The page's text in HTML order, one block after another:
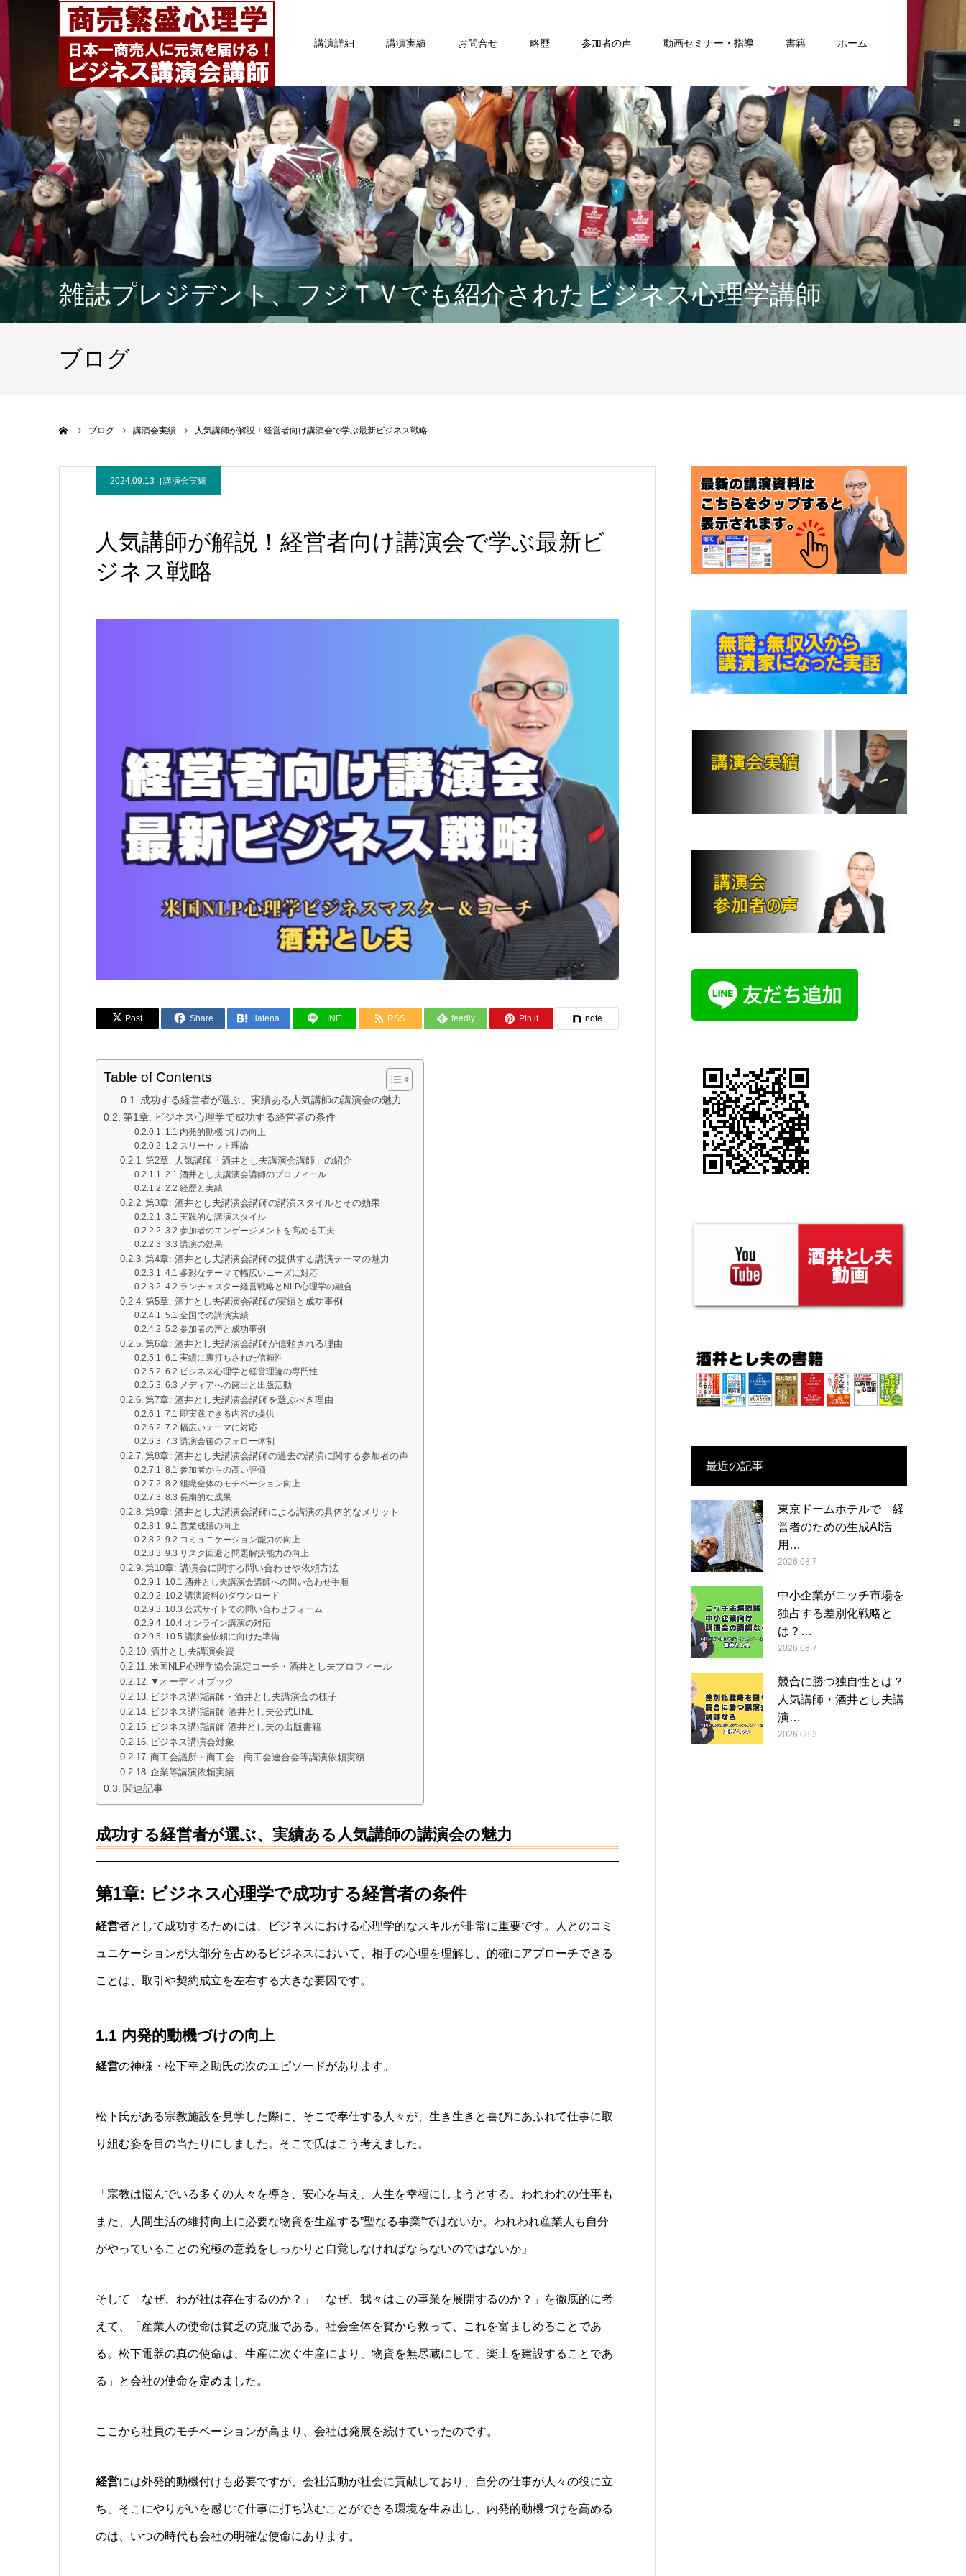
講演詳細 講演実績 お問合せ 略歴 参加者の声 動画セミナー・指導 書籍 ホーム
雑誌プレジデント、フジＴＶでも紹介されたビジネス心理学講師
ブログ
ブログ 講演会実績 人気講師が解説！経営者向け講演会で学ぶ最新ビジネス戦略
2024.09.13 講演会実績
人気講師が解説！経営者向け講演会で学ぶ最新ビ
ジネス戦略
Post Share Hatena LINE RSS feedly Pin it note
Table of Contents
成功する経営者が選ぶ、実績ある人気講師の講演会の魅力
第1章: ビジネス心理学で成功する経営者の条件
1.1 内発的動機づけの向上
1.2 スリーセット理論
第2章: 人気講師「酒井とし夫講演会講師」の紹介
2.1 酒井とし夫講演会講師のプロフィール
2.2 経歴と実績
第3章: 酒井とし夫講演会講師の講演スタイルとその効果
3.1 実践的な講演スタイル
3.2 参加者のエンゲージメントを高める工夫
3.3 講演の効果
第4章: 酒井とし夫講演会講師の提供する講演テーマの魅力
4.1 多彩なテーマで幅広いニーズに対応
4.2 ランチェスター経営戦略とNLP心理学の融合
第5章: 酒井とし夫講演会講師の実績と成功事例
5.1 全国での講演実績
5.2 参加者の声と成功事例
第6章: 酒井とし夫講演会講師が信頼される理由
6.1 実績に裏打ちされた信頼性
6.2 ビジネス心理学と経営理論の専門性
6.3 メディアへの露出と出版活動
第7章: 酒井とし夫講演会講師を選ぶべき理由
7.1 即実践できる内容の提供
7.2 幅広いテーマに対応
7.3 講演会後のフォロー体制
第8章: 酒井とし夫講演会講師の過去の講演に関する参加者の声
8.1 参加者からの高い評価
8.2 組織全体のモチベーション向上
8.3 長期的な成果
第9章: 酒井とし夫講演会講師による講演の具体的なメリット
9.1 営業成績の向上
9.2 コミュニケーション能力の向上
9.3 リスク回避と問題解決能力の向上
第10章: 講演会に関する問い合わせや依頼方法
10.1 酒井とし夫講演会講師への問い合わせ手順
10.2 講演資料のダウンロード
10.3 公式サイトでの問い合わせフォーム
10.4 オンライン講演の対応
10.5 講演会依頼に向けた準備
酒井とし夫講演会資
米国NLP心理学協会認定コーチ・酒井とし夫プロフィール
▼オーディオブック
ビジネス講演講師・酒井とし夫講演会の様子
ビジネス講演講師 酒井とし夫公式LINE
ビジネス講演講師 酒井とし夫の出版書籍
ビジネス講演会対象
商工会議所・商工会・商工会連合会等講演依頼実績
企業等講演依頼実績
関連記事
成功する経営者が選ぶ、実績ある人気講師の講演会の魅力
第1章: ビジネス心理学で成功する経営者の条件
経営者として成功するためには、ビジネスにおける心理学的なスキルが非常に重要です。人とのコミ
ュニケーションが大部分を占めるビジネスにおいて、相手の心理を理解し、的確にアプローチできる
ことは、取引や契約成立を左右する大きな要因です。
1.1 内発的動機づけの向上
経営の神様・松下幸之助氏の次のエピソードがあります。
松下氏がある宗教施設を見学した際に、そこで奉仕する人々が、生き生きと喜びにあふれて仕事に取
り組む姿を目の当たりにしました。そこで氏はこう考えました。
「宗教は悩んでいる多くの人々を導き、安心を与え、人生を幸福にしようとする。われわれの仕事も
また、人間生活の維持向上に必要な物資を生産する”聖なる事業”ではないか。われわれ産業人も自分
がやっていることの究極の意義をしっかりと自覚しなければならないのではないか」
そして「なぜ、わが社は存在するのか？」「なぜ、我々はこの事業を展開するのか？」を徹底的に考
えて、「産業人の使命は貧乏の克服である。社会全体を貧から救って、これを富ましめることであ
る。松下電器の真の使命は、生産に次ぐ生産により、物資を無尽蔵にして、楽土を建設することであ
る」と会社の使命を定めました。
ここから社員のモチベーションが高まり、会社は発展を続けていったのです。
経営には外発的動機付けも必要ですが、会社活動が社会に貢献しており、自分の仕事が人々の役に立
ち、そこにやりがいを感じて仕事に打ち込むことができる環境を生み出し、内発的動機づけを高める
のは、いつの時代も会社の明確な使命にあります。
最近の記事
東京ドームホテルで「経
営者のための生成AI活
用…
2026.08.7
中小企業がニッチ市場を
独占する差別化戦略と
は？…
2026.08.7
競合に勝つ独自性とは？
人気講師・酒井とし夫講
演…
2026.08.3